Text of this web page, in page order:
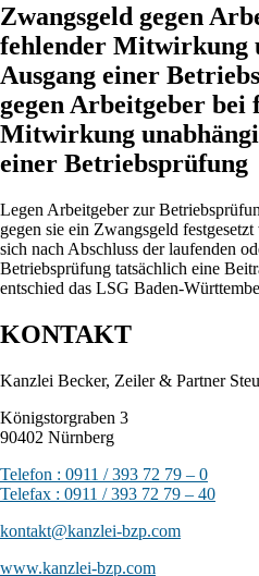
Zwangsgeld gegen
fehlender Mitwirkung
Ausgang einer
gegen Arbeitgeber bei
Mitwirkung
einer Betriebsprüfung
Legen Arbeitgeber zur
gegen sie ein Zwangsgeld
sich nach Abschluss der laufenden
Betriebsprüfung tatsächlich eine
entschied das LSG Baden-
KONTAKT
Kanzlei Becker, Zeiler & Partner
Königstorgraben 3
90402 Nürnberg
Telefon : 0911 / 393 72 79 – 0
Telefax : 0911 / 393 72 79 – 40
kontakt@kanzlei-bzp.com
www.kanzlei-bzp.com